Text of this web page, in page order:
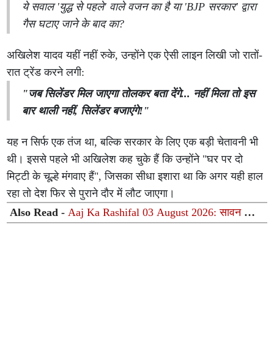
ये सवाल 'युद्ध से पहले' वाले वजन का है या 'BJP सरकार' द्वारा
गैस घटाए जाने के बाद का?
अखिलेश यादव यहीं नहीं रुके, उन्होंने एक ऐसी लाइन लिखी जो रातों-
रात ट्रेंड करने लगी:
"जब सिलेंडर मिल जाएगा तोलकर बता देंगे... नहीं मिला तो इस
बार थाली नहीं, सिलेंडर बजाएंगे!"
यह न सिर्फ एक तंज था, बल्कि सरकार के लिए एक बड़ी चेतावनी भी
थी। इससे पहले भी अखिलेश कह चुके हैं कि उन्होंने "घर पर दो
मिट्टी के चूल्हे मंगवाए हैं", जिसका सीधा इशारा था कि अगर यही हाल
रहा तो देश फिर से पुराने दौर में लौट जाएगा।
Also Read -Aaj Ka Rashifal 03 August 2026: सावन का
पहला सोमवार आज, चंद्रमा और वक्री शनि की युति से जानिए